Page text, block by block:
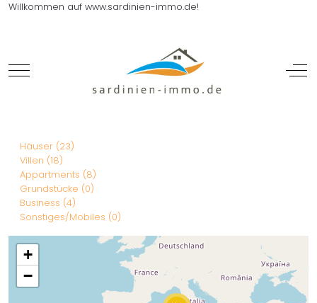
Willkommen auf www.sardinien-immo.de!
Mobile Menu Toggle Off-
Häuser (23)
Villen (18)
Appartments (8)
Grundstücke (0)
Business (4)
Sonstiges/Mobiles (0)
+
−